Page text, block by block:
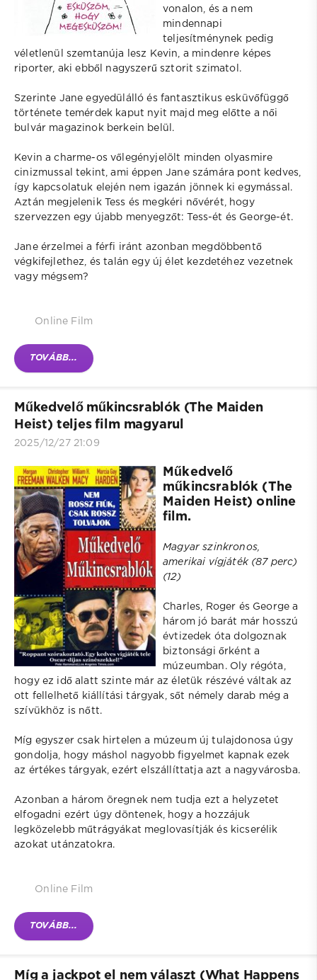
vonalon, és a nem
mindennapi
teljesítménynek pedig
véletlenül szemtanúja lesz Kevin, a mindenre képes
riporter, aki ebből nagyszerű sztorit szimatol.
Szerinte Jane egyedülálló és fantasztikus esküvőfüggő
története temérdek kaput nyit majd meg előtte a női
bulvár magazinok berkein belül.
Kevin a charme-os vőlegényjelölt minden olyasmire
cinizmussal tekint, ami éppen Jane számára pont kedves,
így kapcsolatuk elején nem igazán jönnek ki egymással.
Aztán megjelenik Tess és megkéri nővérét, hogy
szervezzen egy újabb menyegzőt: Tess-ét és George-ét.
Jane érzelmei a férfi iránt azonban megdöbbentő
végkifejlethez, és talán egy új élet kezdetéhez vezetnek
vagy mégsem?
Online Film
TOVÁBB...
Műkedvelő műkincsrablók (The Maiden
Heist) teljes film magyarul
2025/12/27 21:09
Műkedvelő
műkincsrablók (The
Maiden Heist) online
film.
Magyar szinkronos,
amerikai vígjáték (87 perc)
(12)
Charles, Roger és George a
három jó barát már hosszú
évtizedek óta dolgoznak
biztonsági őrként a
múzeumban. Oly régóta,
hogy ez idő alatt szinte már az életük részévé váltak az
ott fellelhető kiállítási tárgyak, sőt némely darab még a
szívükhöz is nőtt.
Míg egyszer csak hirtelen a múzeum új tulajdonosa úgy
gondolja, hogy máshol nagyobb figyelmet kapnak ezek
az értékes tárgyak, ezért elszállíttatja azt a nagyvárosba.
Azonban a három öregnek nem tudja ezt a helyzetet
elfogadni ezért úgy döntenek, hogy a hozzájuk
legközelebb műtrágyákat meglovasítják és kicserélik
azokat utánzatokra.
Online Film
TOVÁBB...
Míg a jackpot el nem választ (What Happens